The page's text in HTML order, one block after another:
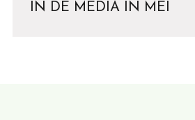
IN DE MEDIA IN MEI